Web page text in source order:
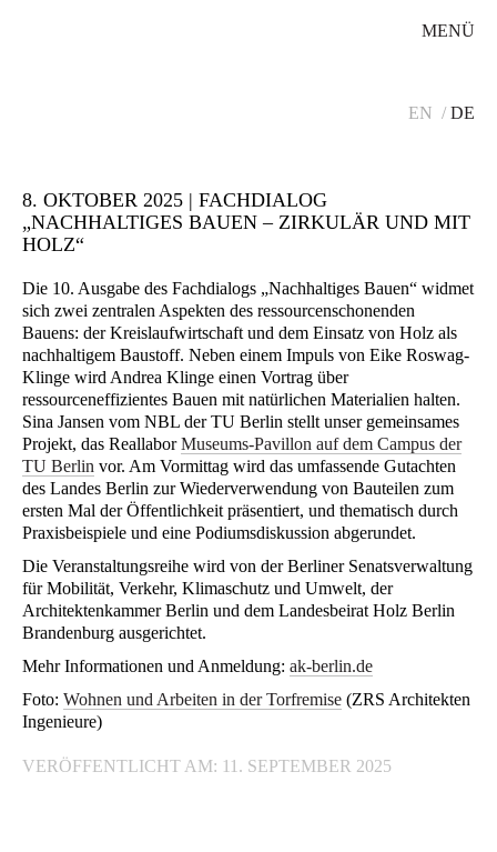
MENÜ
EN DE
8. OKTOBER 2025 | FACHDIALOG
„NACHHALTIGES BAUEN – ZIRKULÄR UND MIT
HOLZ“
Die 10. Ausgabe des Fachdialogs „Nachhaltiges Bauen“ widmet
sich zwei zentralen Aspekten des ressourcenschonenden
Bauens: der Kreislaufwirtschaft und dem Einsatz von Holz als
nachhaltigem Baustoff. Neben einem Impuls von Eike Roswag-
Klinge wird Andrea Klinge einen Vortrag über
ressourceneffizientes Bauen mit natürlichen Materialien halten.
Sina Jansen vom NBL der TU Berlin stellt unser gemeinsames
Projekt, das ReallaborMuseums-Pavillon auf dem Campus der
TU Berlin vor. Am Vormittag wird das umfassende Gutachten
des Landes Berlin zur Wiederverwendung von Bauteilen zum
ersten Mal der Öffentlichkeit präsentiert, und thematisch durch
Praxisbeispiele und eine Podiumsdiskussion abgerundet.
Die Veranstaltungsreihe wird von der Berliner Senatsverwaltung
für Mobilität, Verkehr, Klimaschutz und Umwelt, der
Architektenkammer Berlin und dem Landesbeirat Holz Berlin
Brandenburg ausgerichtet.
Mehr Informationen und Anmeldung: ak-berlin.de
Foto: Wohnen und Arbeiten in der Torfremise (ZRS Architekten
Ingenieure)
VERÖFFENTLICHT AM: 11. SEPTEMBER 2025